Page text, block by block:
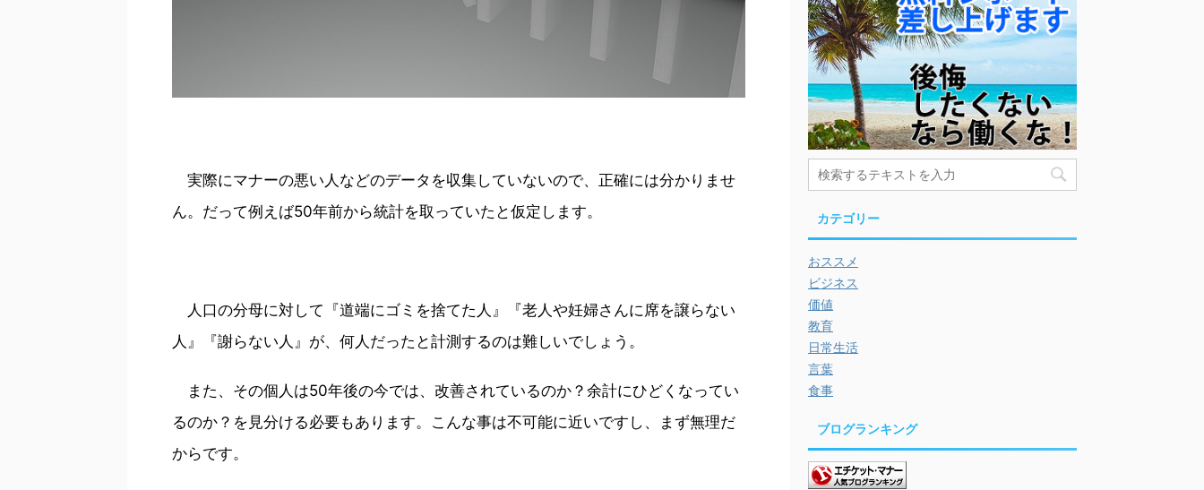
実際にマナーの悪い人などのデータを収集していないので、正確には分かりませ
ん。だって例えば50年前から統計を取っていたと仮定します。
人口の分母に対して『道端にゴミを捨てた人』『老人や妊婦さんに席を譲らない
人』『謝らない人』が、何人だったと計測するのは難しいでしょう。
また、その個人は50年後の今では、改善されているのか？余計にひどくなってい
るのか？を見分ける必要もあります。こんな事は不可能に近いですし、まず無理だ
からです。
カテゴリー
おススメ
ビジネス
価値
教育
日常生活
言葉
食事
ブログランキング